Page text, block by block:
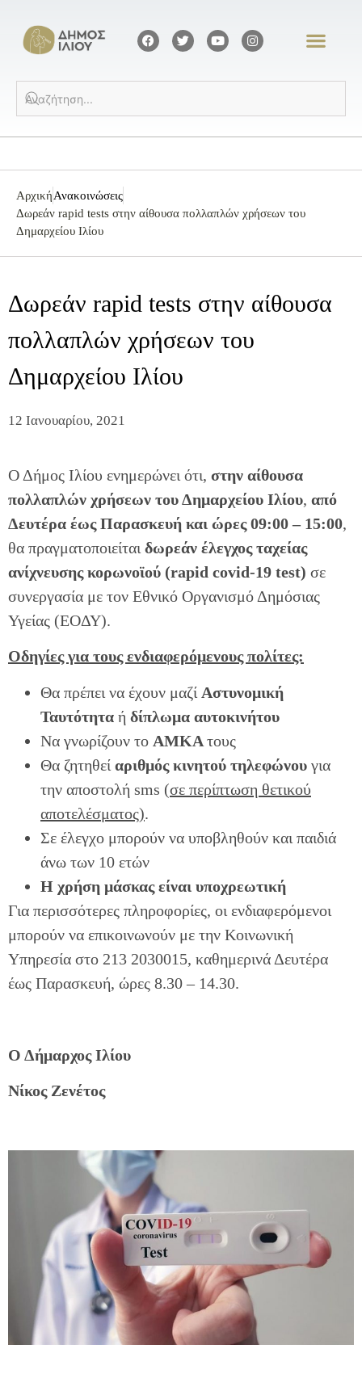
ΑρχικήΑνακοινώσεις
Δωρεάν rapid tests στην αίθουσα πολλαπλών χρήσεων του
Δημαρχείου Ιλίου
Δωρεάν rapid tests στην αίθουσα
πολλαπλών χρήσεων του
Δημαρχείου Ιλίου
12 Ιανουαρίου, 2021
Ο Δήμος Ιλίου ενημερώνει ότι, στην αίθουσα
πολλαπλών χρήσεων του Δημαρχείου Ιλίου, από
Δευτέρα έως Παρασκευή και ώρες 09:00 – 15:00,
θα πραγματοποιείται δωρεάν έλεγχος ταχείας
ανίχνευσης κορωνοϊού (rapid covid-19 test) σε
συνεργασία με τον Εθνικό Οργανισμό Δημόσιας
Υγείας (ΕΟΔΥ).
Οδηγίες για τους ενδιαφερόμενους πολίτες:
Θα πρέπει να έχουν μαζί Αστυνομική
Ταυτότητα ή δίπλωμα αυτοκινήτου
Να γνωρίζουν το ΑΜΚΑ τους
Θα ζητηθεί αριθμός κινητού τηλεφώνου για
την αποστολή sms (σε περίπτωση θετικού
αποτελέσματος).
Σε έλεγχο μπορούν να υποβληθούν και παιδιά
άνω των 10 ετών
Η χρήση μάσκας είναι υποχρεωτική
Για περισσότερες πληροφορίες, οι ενδιαφερόμενοι
μπορούν να επικοινωνούν με την Κοινωνική
Υπηρεσία στο 213 2030015, καθημερινά Δευτέρα
έως Παρασκευή, ώρες 8.30 – 14.30.
Ο Δήμαρχος Ιλίου
Νίκος Ζενέτος